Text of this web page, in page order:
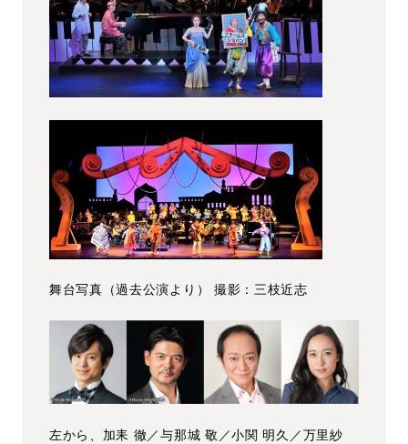
舞台写真（過去公演より） 撮影：三枝近志
左から、加耒 徹／与那城 敬／小関 明久／万里紗